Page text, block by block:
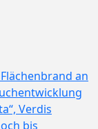
an
Verdis
bis